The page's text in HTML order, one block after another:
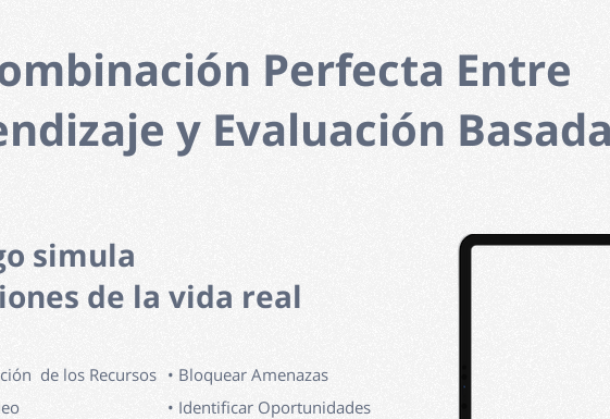
Perfecta Entre
y Evaluación
simula
de la vida real
de los Recursos • Bloquear Amenazas
• Identificar Oportunidades